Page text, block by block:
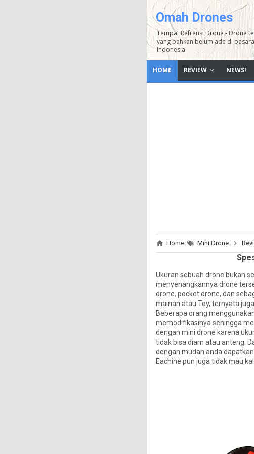
Omah Drones
Tempat Refrensi Drone - Drone
yang bahkan belum ada di
Indonesia
HOME REVIEW NEWS!
Home Mini Drone
Ukuran sebuah drone bukan
menyenangkannya drone
drone, pocket drone, dan
mainan atau Toy, ternyata
Beberapa orang
memodifikasinya sehingga
dengan mini drone karena
tidak bisa diam atau anteng.
dengan mudah anda
Eachine pun juga tidak mau